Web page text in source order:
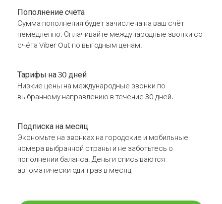
Пополнение счёта
Сумма пополнения будет зачислена на ваш счёт
немедленно. Оплачивайте международные звонки со
счёта Viber Out по выгодным ценам.
Тарифы на 30 дней
Низкие цены на международные звонки по
выбранному направлению в течение 30 дней.
Подписка на месяц
Экономьте на звонках на городские и мобильные
номера выбранной страны и не заботьтесь о
пополнении баланса. Деньги списываются
автоматически один раз в месяц